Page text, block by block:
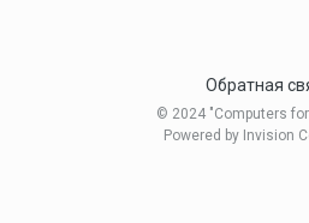
Обратная
© 2024 "Computers
Powered by Invision